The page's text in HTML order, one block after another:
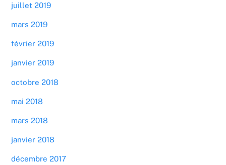
juillet 2019
mars 2019
février 2019
janvier 2019
octobre 2018
mai 2018
mars 2018
janvier 2018
décembre 2017